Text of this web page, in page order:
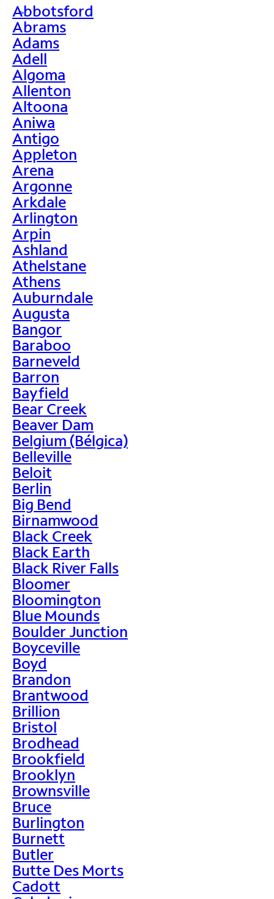
>
Abbotsford
Abrams
Adams
Adell
Algoma
Allenton
Altoona
Aniwa
Antigo
Appleton
Arena
Argonne
Arkdale
Arlington
Arpin
Ashland
Athelstane
Athens
Auburndale
Augusta
Bangor
Baraboo
Barneveld
Barron
Bayfield
Bear Creek
Beaver Dam
Belgium (Bélgica)
Belleville
Beloit
Berlin
Big Bend
Birnamwood
Black Creek
Black Earth
Black River Falls
Bloomer
Bloomington
Blue Mounds
Boulder Junction
Boyceville
Boyd
Brandon
Brantwood
Brillion
Bristol
Brodhead
Brookfield
Brooklyn
Brownsville
Bruce
Burlington
Burnett
Butler
Butte Des Morts
Cadott